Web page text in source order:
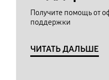
Получите помощь от
поддержки
ЧИТАТЬ ДАЛЬШЕ